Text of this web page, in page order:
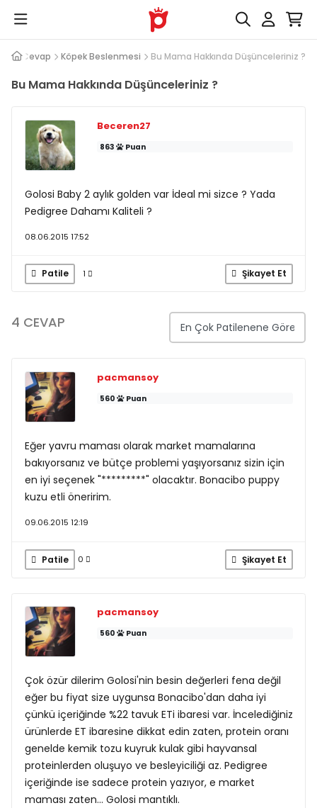
Soru Cevap Köpek Beslenmesi Bu Mama Hakkında Düşünceleriniz ?
Bu Mama Hakkında Düşünceleriniz ?
Beceren27
863 Puan
Golosi Baby 2 aylık golden var İdeal mi sizce ? Yada
Pedigree Dahamı Kaliteli ?
08.06.2015 17:52
Patile 1 Şikayet Et
4 CEVAP
pacmansoy
560 Puan
Eğer yavru maması olarak market mamalarına
bakıyorsanız ve bütçe problemi yaşıyorsanız sizin için
en iyi seçenek "*********" olacaktır. Bonacibo puppy
kuzu etli öneririm.
09.06.2015 12:19
Patile 0 Şikayet Et
pacmansoy
560 Puan
Çok özür dilerim Golosi'nin besin değerleri fena değil
eğer bu fiyat size uygunsa Bonacibo'dan daha iyi
çünkü içeriğinde %22 tavuk ETi ibaresi var. İncelediğiniz
ürünlerde ET ibaresine dikkat edin zaten, protein oranı
genelde kemik tozu kuyruk kulak gibi hayvansal
proteinlerden oluşuyo ve besleyiciliği az. Pedigree
içeriğinde ise sadece protein yazıyor, e market
maması zaten... Golosi mantıklı.